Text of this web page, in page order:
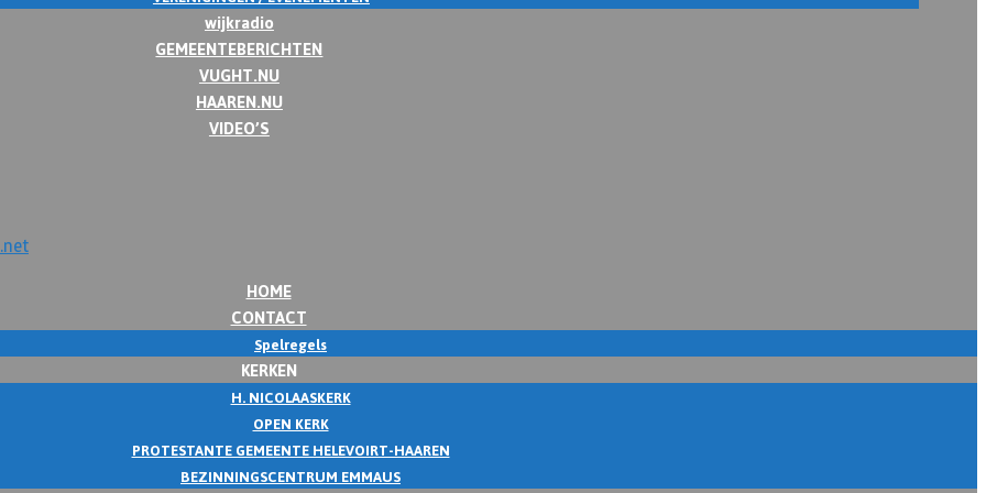
wijkradio
GEMEENTEBERICHTEN
VUGHT.NU
HAAREN.NU
VIDEO’S
HOME
CONTACT
Spelregels
KERKEN
H. NICOLAASKERK
OPEN KERK
PROTESTANTE GEMEENTE HELEVOIRT-HAAREN
BEZINNINGSCENTRUM EMMAUS